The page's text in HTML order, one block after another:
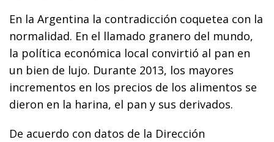
En la Argentina la contradicción coquetea con la
normalidad. En el llamado granero del mundo,
la política económica local convirtió al pan en
un bien de lujo. Durante 2013, los mayores
incrementos en los precios de los alimentos se
dieron en la harina, el pan y sus derivados.
De acuerdo con datos de la Dirección